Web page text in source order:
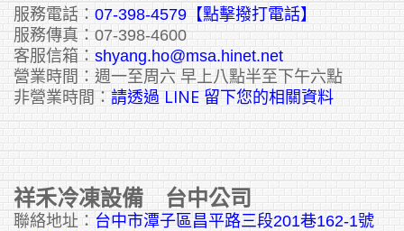
服務電話： 07-398-4579【點擊撥打電話】
服務傳真：07-398-4600
客服信箱： shyang.ho@msa.hinet.net
營業時間：週一至周六 早上八點半至下午六點
非營業時間： 請透過 LINE 留下您的相關資料
祥禾冷凍設備 台中公司
聯絡地址： 台中市潭子區昌平路三段201巷162-1號